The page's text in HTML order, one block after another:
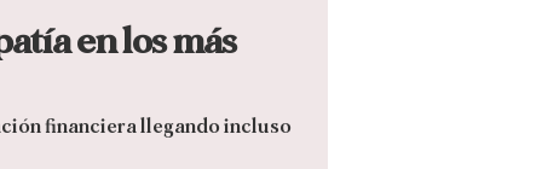
en los más
financiera llegando incluso